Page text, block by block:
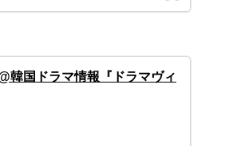
韓国ドラマ情報『ドラマヴィ